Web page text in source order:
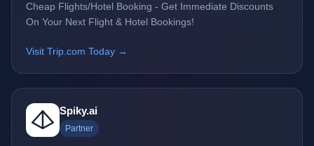
Cheap Flights/Hotel Booking - Get Immediate Discounts
On Your Next Flight & Hotel Bookings!
Visit Trip.com Today →
Spiky.ai
Partner